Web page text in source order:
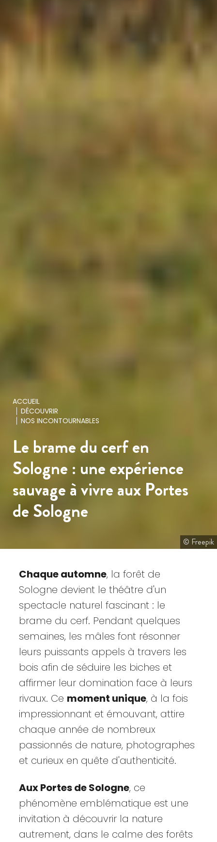
© Freepik
ACCUEIL
DÉCOUVRIR
NOS INCONTOURNABLES
Le brame du cerf en
Sologne : une expérience
sauvage à vivre aux Portes
de Sologne
Chaque automne, la forêt de
Sologne devient le théâtre d'un
spectacle naturel fascinant : le
brame du cerf. Pendant quelques
semaines, les mâles font résonner
leurs puissants appels à travers les
bois afin de séduire les biches et
affirmer leur domination face à leurs
rivaux. Ce moment unique, à la fois
impressionnant et émouvant, attire
chaque année de nombreux
passionnés de nature, photographes
et curieux en quête d'authenticité.
Aux Portes de Sologne, ce
phénomène emblématique est une
invitation à découvrir la nature
autrement, dans le calme des forêts